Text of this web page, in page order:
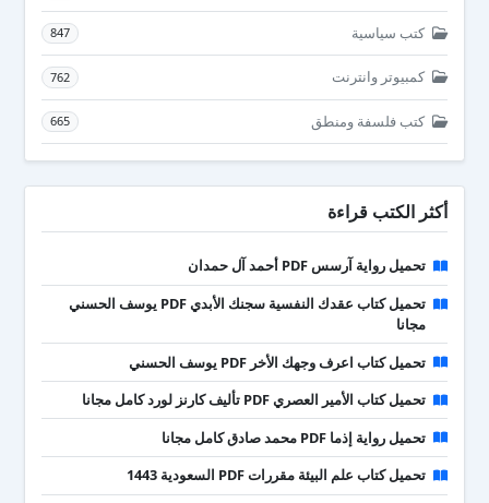
كتب سياسية 847
كمبيوتر وانترنت 762
كتب فلسفة ومنطق 665
أكثر الكتب قراءة
تحميل رواية آرسس PDF أحمد آل حمدان
تحميل كتاب عقدك النفسية سجنك الأبدي PDF يوسف الحسني
مجانا
تحميل كتاب اعرف وجهك الأخر PDF يوسف الحسني
تحميل كتاب الأمير العصري PDF تأليف كارنز لورد كامل مجانا
تحميل رواية إذما PDF محمد صادق كامل مجانا
تحميل كتاب علم البيئة مقررات PDF السعودية 1443